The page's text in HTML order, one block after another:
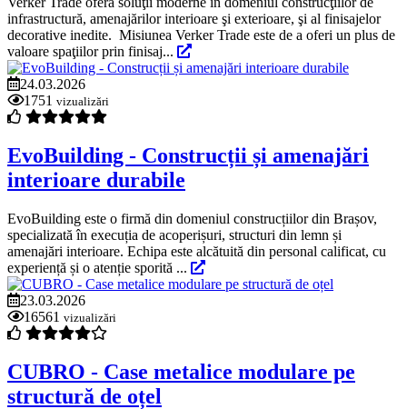
infrastructură, amenajărilor interioare şi exterioare, şi al finisajelor
decorative inedite. Misiunea Verker Trade este de a oferi un plus de
valoare spaţiilor prin finisaj...
24.03.2026
1751 vizualizări
EvoBuilding - Construcții și amenajări
interioare durabile
EvoBuilding este o firmă din domeniul construcțiilor din Brașov,
specializată în execuția de acoperișuri, structuri din lemn și
amenajări interioare. Echipa este alcătuită din personal calificat, cu
experiență și o atenție sporită ...
23.03.2026
16561 vizualizări
CUBRO - Case metalice modulare pe
structură de oțel